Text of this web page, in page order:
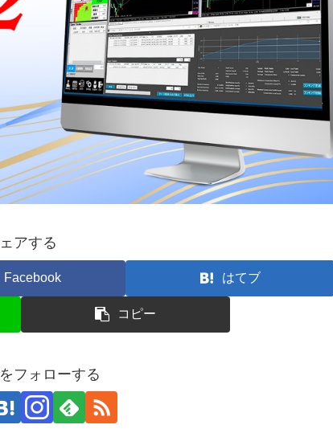
アする
Facebook はてブ
コピー
フォローする